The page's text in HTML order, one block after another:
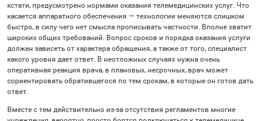
кстати, предусмотрено нормами оказания телемедицинских услуг. Что
касается аппаратного обеспечения — технологии меняются слишком
быстро, в силу чего нет смысла прописывать частности. Вполне хватит
широких общих требований. Вопрос сроков и порядка оказания услуги
должен зависеть от характера обращения, а также от того, специалист
какого уровня дает ответ. В неотложных случаях нужна очень
оперативная реакция врача, в плановых, несрочных, врач может
сориентировать обратившегося по тем срокам, в которые он готов дать
ответ.
Вместе с тем действительно из-за отсутствия регламентов многие